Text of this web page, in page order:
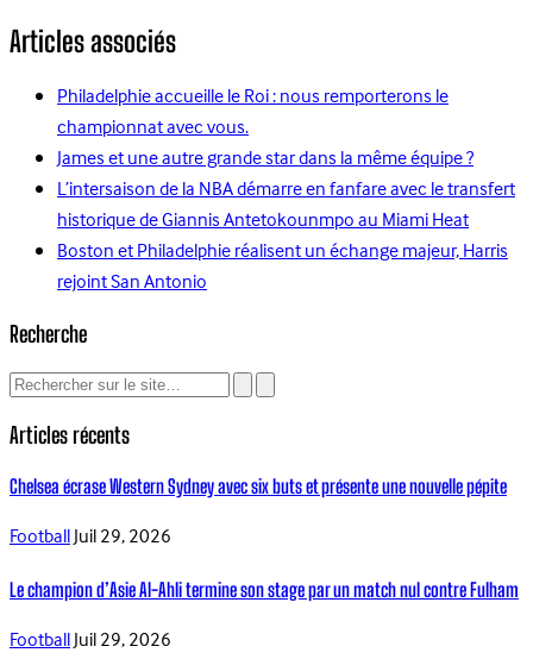
Articles associés
Philadelphie accueille le Roi : nous remporterons le
championnat avec vous.
James et une autre grande star dans la même équipe ?
L’intersaison de la NBA démarre en fanfare avec le transfert
historique de Giannis Antetokounmpo au Miami Heat
Boston et Philadelphie réalisent un échange majeur, Harris
rejoint San Antonio
Recherche
Articles récents
Chelsea écrase Western Sydney avec six buts et présente une nouvelle pépite
FootballJuil 29, 2026
Le champion d’Asie Al-Ahli termine son stage par un match nul contre Fulham
FootballJuil 29, 2026